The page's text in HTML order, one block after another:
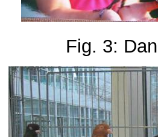
Fig. 3: